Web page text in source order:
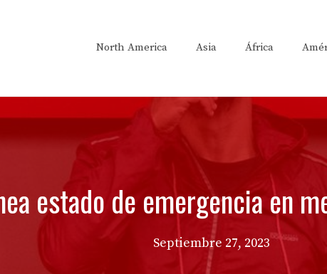
North America Asia África
estado de emergencia en
Septiembre 27, 2023